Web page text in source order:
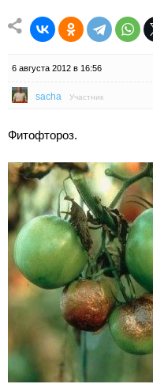
6 августа 2012 в 16:56
sacha Участник
Фитофтороз.